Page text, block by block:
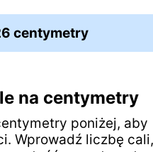
centymetry
na centymetry
poniżej, aby
Wprowadź liczbę